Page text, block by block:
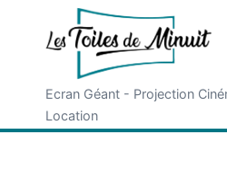
Ecran Géant - Projection
Location